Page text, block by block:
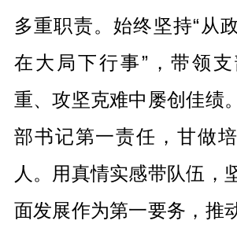
多重职责。始终坚持“从
在大局下行事”，带领
重、攻坚克难中屡创佳绩
部书记第一责任，甘做
人。用真情实感带队伍，
面发展作为第一要务，推